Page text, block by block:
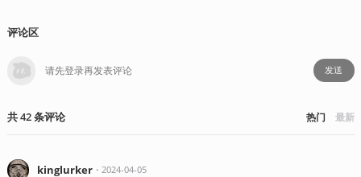
评论区
发送
共42条评论 热门 最新
kinglurker・ 2024-04-05